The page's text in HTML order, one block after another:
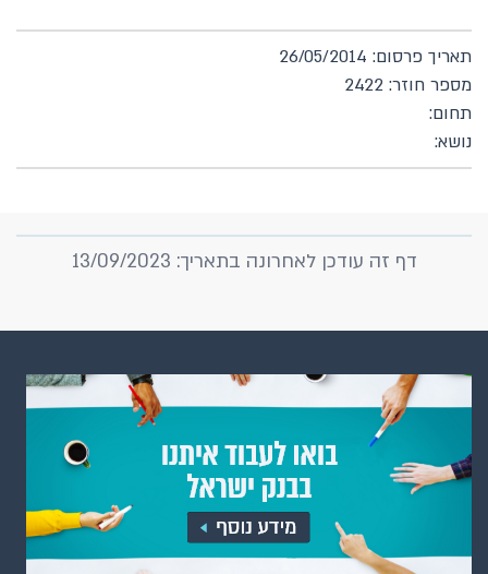
תאריך פרסום: 26/05/2014
מספר חוזר: 2422
תחום:
נושא:
דף זה עודכן לאחרונה בתאריך: 13/09/2023